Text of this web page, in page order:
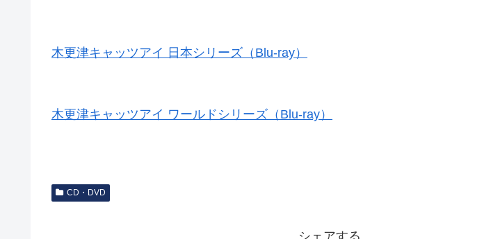
木更津キャッツアイ 日本シリーズ（Blu-ray）
木更津キャッツアイ ワールドシリーズ（Blu-ray）
CD・DVD